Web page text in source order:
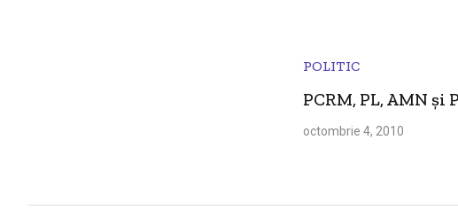
POLITIC
PCRM, PL, AMN
octombrie 4, 2010